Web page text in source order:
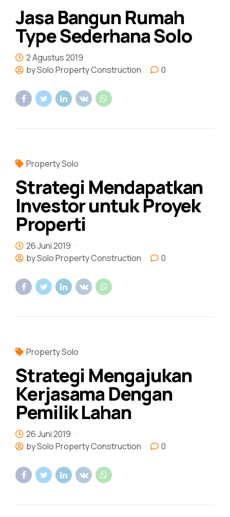
Jasa Bangun Rumah
Type Sederhana Solo
2 Agustus 2019
by Solo Property Construction
0
Property Solo
Strategi Mendapatkan
Investor untuk Proyek
Properti
26 Juni 2019
by Solo Property Construction
0
Property Solo
Strategi Mengajukan
Kerjasama Dengan
Pemilik Lahan
26 Juni 2019
by Solo Property Construction
0